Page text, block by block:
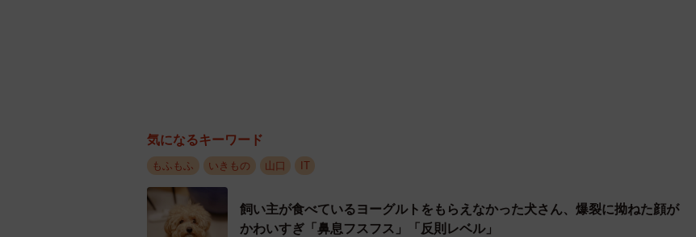
気になるキーワード
もふもふ いきもの 山口 IT
飼い主が食べているヨーグルトをもらえなかった犬さん、爆裂に拗ねた顔が
かわいすぎ「鼻息フスフス」「反則レベル」